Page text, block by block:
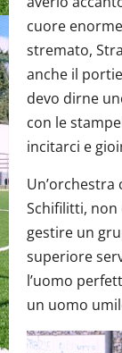
cuore
stremato,
anche il
devo dirne
con le
incitarci e
Schifilitti, non
gestire un
superiore
l’uomo
un uomo